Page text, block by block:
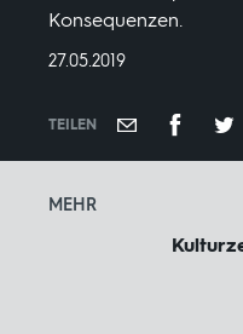
Konsequenzen.
DATUM:
27.05.2019
TEILEN
MEHR